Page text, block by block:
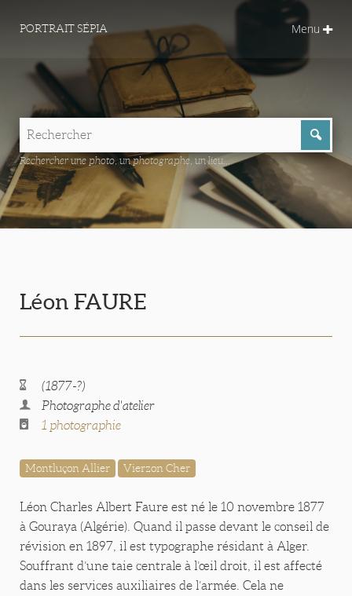
PORTRAIT SÉPIA Menu
Rechercher une photo, un photographe, un lieu...
Léon FAURE
(1877-?)
Photographe d'atelier
1 photographie
Montluçon Allier Vierzon Cher
Léon Charles Albert Faure est né le 10 novembre 1877
à Gouraya (Algérie). Quand il passe devant le conseil de
révision en 1897, il est typographe résidant à Alger.
Souffrant d’une taie centrale à l’œil droit, il est affecté
dans les services auxiliaires de l’armée. Cela ne